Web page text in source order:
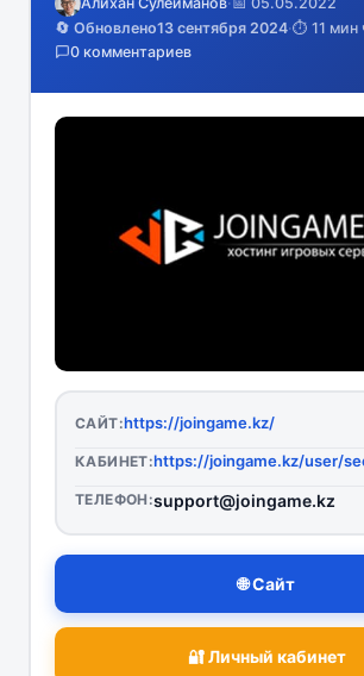
🔄 Обновлено13 сентября 2024·⏱️ 11 мин
0 комментариев
САЙТ:https://joingame.kz/
КАБИНЕТ:
ТЕЛЕФОН:support@joingame.kz
🌐 Сайт
🔐 Личный кабинет